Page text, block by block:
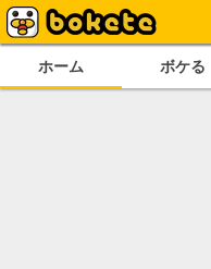
ホーム ボケる